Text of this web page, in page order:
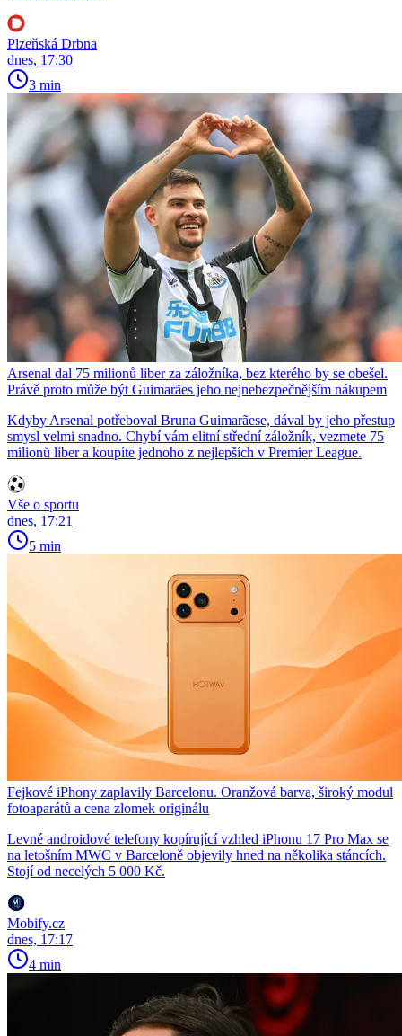
Plzeňská Drbna
dnes, 17:30
3 min
Arsenal dal 75 milionů liber za záložníka, bez kterého by se obešel.
Právě proto může být Guimarães jeho nejnebezpečnějším nákupem
Kdyby Arsenal potřeboval Bruna Guimarãese, dával by jeho přestup
smysl velmi snadno. Chybí vám elitní střední záložník, vezmete 75
milionů liber a koupíte jednoho z nejlepších v Premier League.
Vše o sportu
dnes, 17:21
5 min
Fejkové iPhony zaplavily Barcelonu. Oranžová barva, široký modul
fotoaparátů a cena zlomek originálu
Levné androidové telefony kopírující vzhled iPhonu 17 Pro Max se
na letošním MWC v Barceloně objevily hned na několika stáncích.
Stojí od necelých 5 000 Kč.
Mobify.cz
dnes, 17:17
4 min